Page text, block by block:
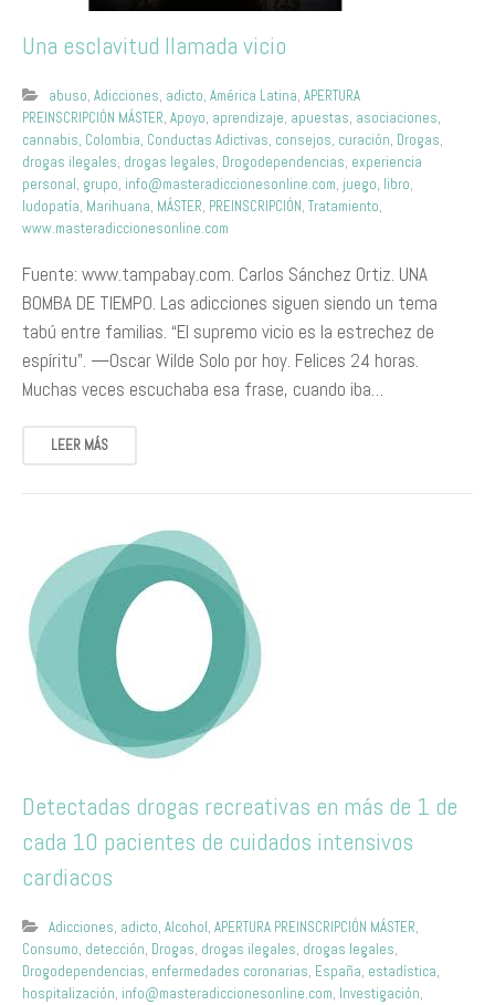
Una esclavitud llamada vicio
abuso, Adicciones, adicto, América Latina, APERTURA
PREINSCRIPCIÓN MÁSTER, Apoyo, aprendizaje, apuestas, asociaciones,
cannabis, Colombia, Conductas Adictivas, consejos, curación, Drogas,
drogas ilegales, drogas legales, Drogodependencias, experiencia
personal, grupo, info@masteradiccionesonline.com, juego, libro,
ludopatía, Marihuana, MÁSTER, PREINSCRIPCIÓN, Tratamiento,
www.masteradiccionesonline.com
Fuente: www.tampabay.com. Carlos Sánchez Ortiz. UNA
BOMBA DE TIEMPO. Las adicciones siguen siendo un tema
tabú entre familias. “El supremo vicio es la estrechez de
espíritu”. —Oscar Wilde Solo por hoy. Felices 24 horas.
Muchas veces escuchaba esa frase, cuando iba…
LEER MÁS
Detectadas drogas recreativas en más de 1 de
cada 10 pacientes de cuidados intensivos
cardiacos
Adicciones, adicto, Alcohol, APERTURA PREINSCRIPCIÓN MÁSTER,
Consumo, detección, Drogas, drogas ilegales, drogas legales,
Drogodependencias, enfermedades coronarias, España, estadística,
hospitalización, info@masteradiccionesonline.com, Investigación,